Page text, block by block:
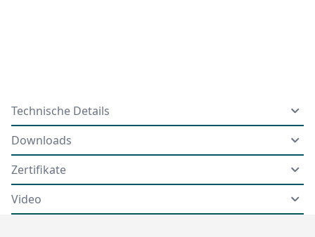
Technische Details
Downloads
Zertifikate
Video